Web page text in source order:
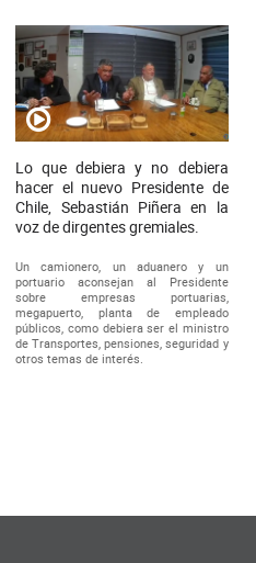
Lo que debiera y no debiera
hacer el nuevo Presidente de
Chile, Sebastián Piñera en la
voz de dirgentes gremiales.
Un camionero, un aduanero y un
portuario aconsejan al Presidente
sobre empresas portuarias,
megapuerto, planta de empleado
públicos, como debiera ser el ministro
de Transportes, pensiones, seguridad y
otros temas de interés.